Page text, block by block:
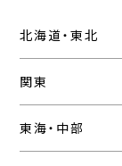
北海道・東北
関東
東海・中部